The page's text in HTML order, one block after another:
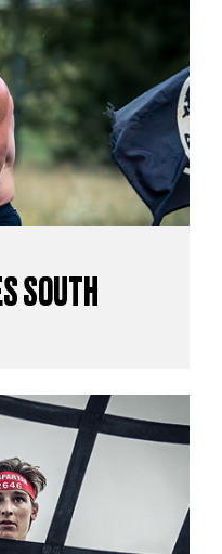
SOUTH